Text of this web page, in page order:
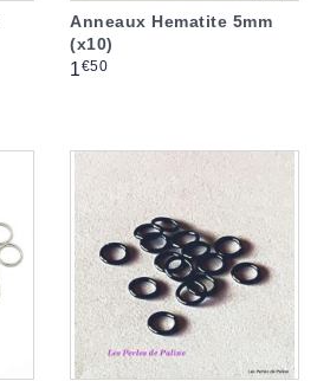
Anneaux Hematite 5mm
(x10)
Prix
1€50